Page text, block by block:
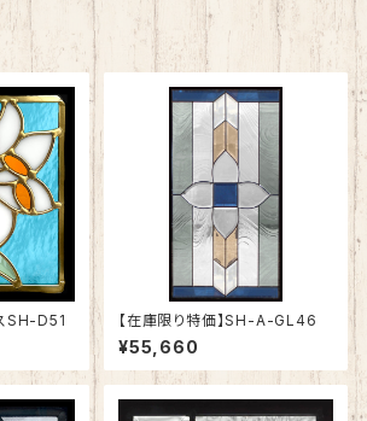
SH-D51 【在庫限り特価】SH-A-GL46
¥55,660